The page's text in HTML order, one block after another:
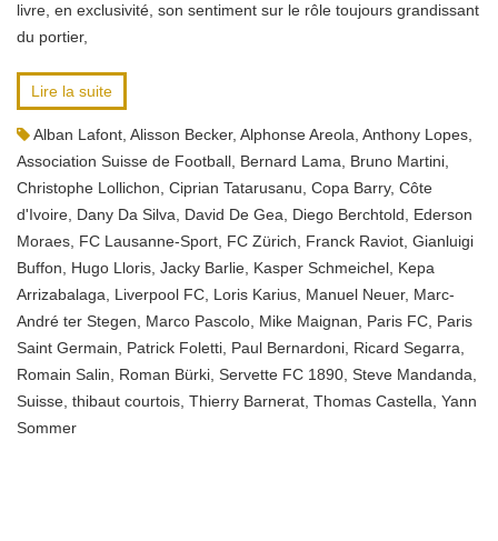
livre, en exclusivité, son sentiment sur le rôle toujours grandissant
du portier,
Lire la suite
Alban Lafont Alisson Becker, Alphonse Areola Anthony Lopes
Association Suisse de Football Bernard Lama Bruno Martini
Christophe Lollichon Ciprian Tatarusanu Copa Barry, Côte
d'Ivoire Dany Da Silva David De Gea Diego Berchtold
Ederson
Moraes FC Lausanne-Sport FC Zürich Franck Raviot Gianluigi
Buffon
Hugo Lloris Jacky Barlie Kasper Schmeichel Kepa
Arrizabalaga
Liverpool FC Loris Karius Manuel Neuer, Marc-
André ter Stegen
Marco Pascolo Mike Maignan Paris FC Paris
Saint Germain
Patrick Foletti Paul Bernardoni Ricard Segarra
Romain Salin
Roman Bürki Servette FC 1890 Steve Mandanda
Suisse thibaut courtois Thierry Barnerat Thomas Castella Yann
Sommer